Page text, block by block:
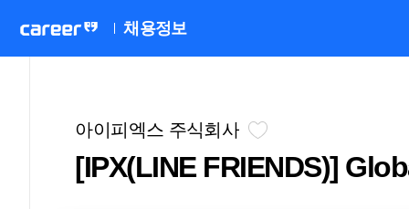
채용정보
아이피엑스 주식회사
[IPX(LINE FRIENDS)]